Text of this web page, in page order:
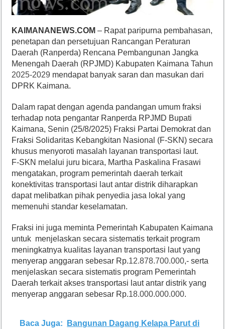
KAIMANANEWS.COM – Rapat paripurna pembahasan,
penetapan dan persetujuan Rancangan Peraturan
Daerah (Ranperda) Rencana Pembangunan Jangka
Menengah Daerah (RPJMD) Kabupaten Kaimana Tahun
2025-2029 mendapat banyak saran dan masukan dari
DPRK Kaimana.
Dalam rapat dengan agenda pandangan umum fraksi
terhadap nota pengantar Ranperda RPJMD Bupati
Kaimana, Senin (25/8/2025) Fraksi Partai Demokrat dan
Fraksi Solidaritas Kebangkitan Nasional (F-SKN) secara
khusus menyoroti masalah layanan transportasi laut.
F-SKN melalui juru bicara, Martha Paskalina Frasawi
mengatakan, program pemerintah daerah terkait
konektivitas transportasi laut antar distrik diharapkan
dapat melibatkan pihak penyedia jasa lokal yang
memenuhi standar keselamatan.
Fraksi ini juga meminta Pemerintah Kabupaten Kaimana
untuk menjelaskan secara sistematis terkait program
meningkatnya kualitas layanan transportasi laut yang
menyerap anggaran sebesar Rp.12.878.700.000,- serta
menjelaskan secara sistematis program Pemerintah
Daerah terkait akses transportasi laut antar distrik yang
menyerap anggaran sebesar Rp.18.000.000.000.
Baca Juga:
Bangunan Dagang Kelapa Parut di